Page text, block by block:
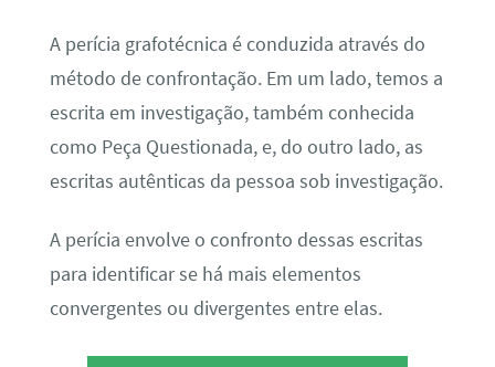
A perícia grafotécnica é conduzida através do
método de confrontação. Em um lado, temos a
escrita em investigação, também conhecida
como Peça Questionada, e, do outro lado, as
escritas autênticas da pessoa sob investigação.
A perícia envolve o confronto dessas escritas
para identificar se há mais elementos
convergentes ou divergentes entre elas.